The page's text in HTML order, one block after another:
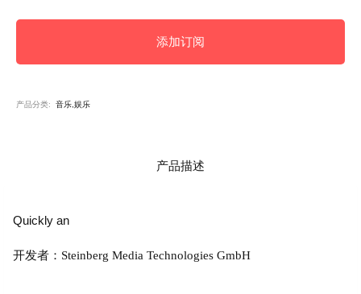
添加订阅
产品分类: 音乐,娱乐
产品描述
Quickly an
开发者：Steinberg Media Technologies GmbH